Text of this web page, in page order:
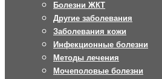
Болезни ЖКТ
Другие заболевания
Заболевания кожи
Инфекционные болезни
Методы лечения
Мочеполовые болезни